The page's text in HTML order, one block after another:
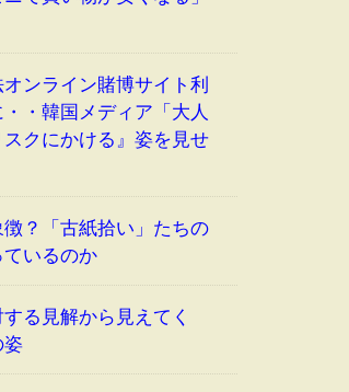
ンライン賭博サイト利
・韓国メディア「大人
クにかける』姿を見せ
？「古紙拾い」たちの
いるのか
る見解から見えてく
姿